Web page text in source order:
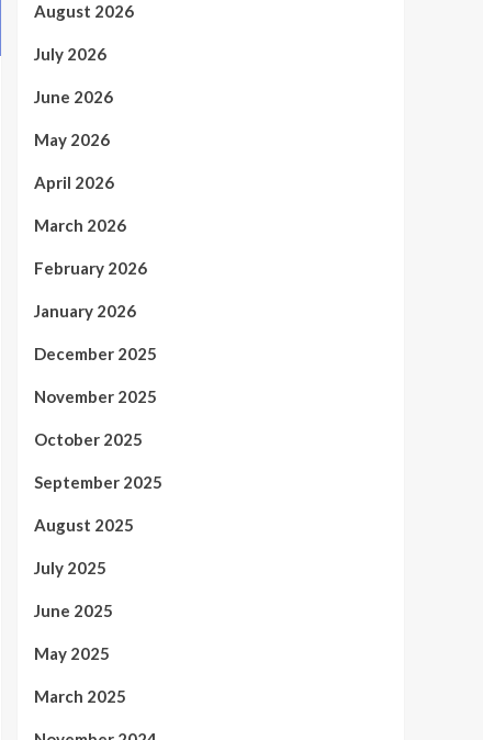
August 2026
July 2026
June 2026
May 2026
April 2026
March 2026
February 2026
January 2026
December 2025
November 2025
October 2025
September 2025
August 2025
July 2025
June 2025
May 2025
March 2025